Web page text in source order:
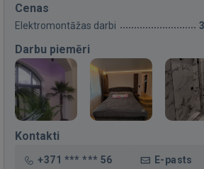
Cenas
Elektromontāžas darbi
Darbu piemēri
Kontakti
+371 *** *** 56 E-pasts